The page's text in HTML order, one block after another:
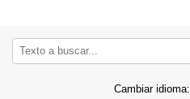
Cambiar idioma: